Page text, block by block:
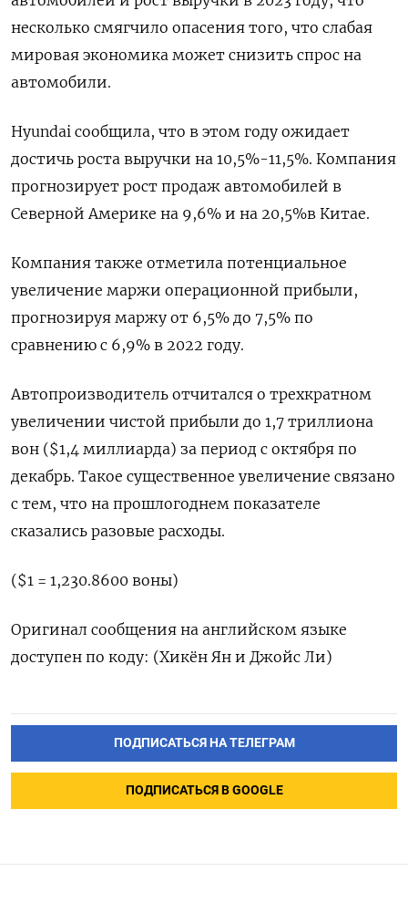
несколько смягчило опасения того, что слабая
мировая экономика может снизить спрос на
автомобили.
Hyundai сообщила, что в этом году ожидает
достичь роста выручки на 10,5%-11,5%. Компания
прогнозирует рост продаж автомобилей в
Северной Америке на 9,6% и на 20,5%в Китае.
Компания также отметила потенциальное
увеличение маржи операционной прибыли,
прогнозируя маржу от 6,5% до 7,5% по
сравнению с 6,9% в 2022 году.
Автопроизводитель отчитался о трехкратном
увеличении чистой прибыли до 1,7 триллиона
вон ($1,4 миллиарда) за период с октября по
декабрь. Такое существенное увеличение связано
с тем, что на прошлогоднем показателе
сказались разовые расходы.
($1 = 1,230.8600 воны)
Оригинал сообщения на английском языке
доступен по коду: (Хикён Ян и Джойс Ли)
ПОДПИСАТЬСЯ НА ТЕЛЕГРАМ
ПОДПИСАТЬСЯ В GOOGLE